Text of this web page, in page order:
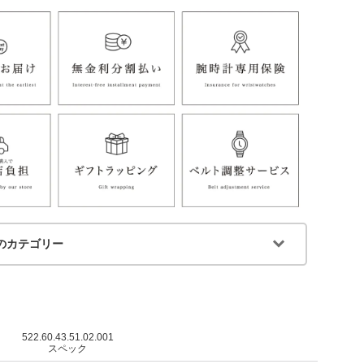
カテゴリー
522.60.43.51.02.001
スペック